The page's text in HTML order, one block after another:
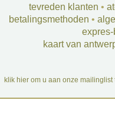
tevreden klanten •
betalingsmethoden •
kaart van
klik hier om u aan onze mailinglist